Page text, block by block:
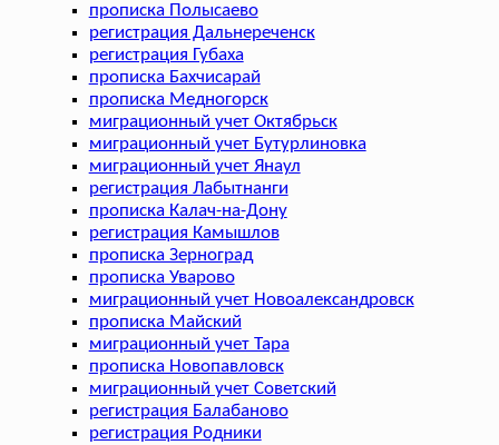
прописка Полысаево
регистрация Дальнереченск
регистрация Губаха
прописка Бахчисарай
прописка Медногорск
миграционный учет Октябрьск
миграционный учет Бутурлиновка
миграционный учет Янаул
регистрация Лабытнанги
прописка Калач-на-Дону
регистрация Камышлов
прописка Зерноград
прописка Уварово
миграционный учет Новоалександровск
прописка Майский
миграционный учет Тара
прописка Новопавловск
миграционный учет Советский
регистрация Балабаново
регистрация Родники